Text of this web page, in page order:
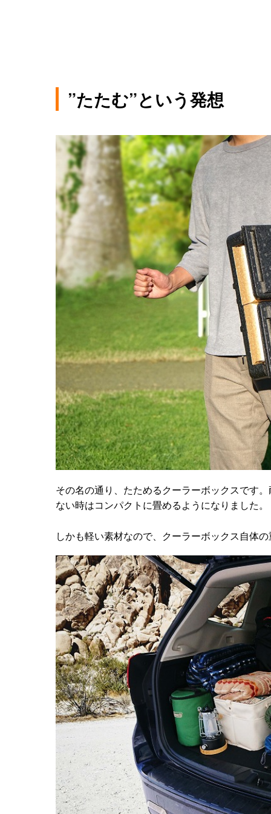
”たたむ”という発想
その名の通り、たためるクーラーボックスです
ない時はコンパクトに畳めるようになりました。
しかも軽い素材なので、クーラーボックス自体